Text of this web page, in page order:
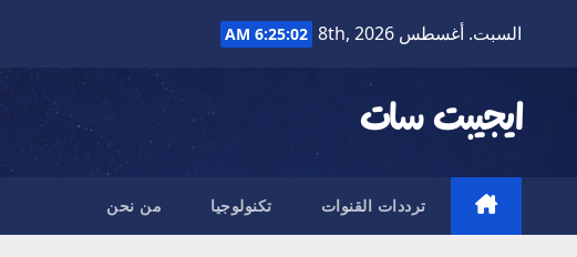
السبت. أغسطس 8th, 2026 6:25:03 AM
ايجيبت سات
ترددات القنوات تكنولوجيا من نحن